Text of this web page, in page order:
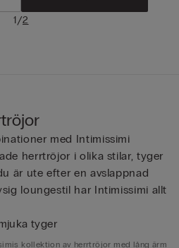
1/2
med Intimissimi
herrtröjor i olika stilar, tyger
är ute efter en avslappnad
loungestil har Intimissimi allt
tyger
kollektion av herrtröjor med lång ärm